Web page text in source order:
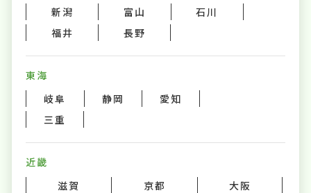
新潟
富山
石川
福井
長野
東海
岐阜
静岡
愛知
三重
近畿
滋賀
京都
大阪